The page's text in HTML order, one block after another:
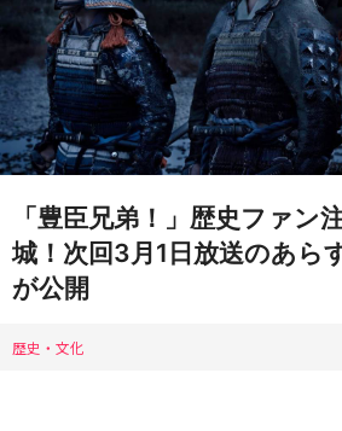
「豊臣兄弟！」歴史ファン
城！次回3月1日放送のあら
が公開
歴史・文化